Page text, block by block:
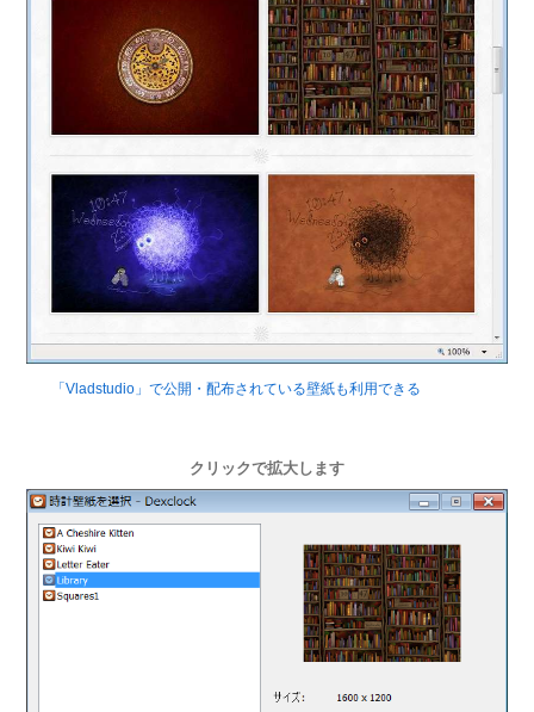
「Vladstudio」で公開・配布されている壁紙も利用できる
クリックで拡大します